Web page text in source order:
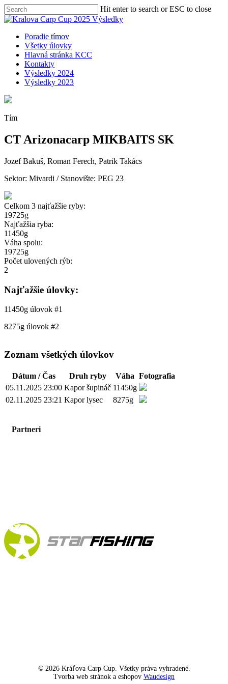
Skip
to
content
Hit enter to search or ESC to close
Close
Menu
Poradie tímov
Všetky úlovky
Hlavná stránka KCC
Kontakty
Výsledky 2024
Výsledky 2023
Tím
CT Arizonacarp MIKBAITS SK
Jozef Bakuš, Roman Ferech, Patrik Takács
Sektor: Mivardi / Stanovište: PEG 23
Celkom 3 najťažšie ryby:
19725g
Najťažšia ryba:
11450g
Váha spolu:
19725g
Počet ulovených rýb:
2
Najťažšie úlovky:
11450g úlovok #1
8275g úlovok #2
Zoznam všetkých úlovkov
Dátum / Čas Druh ryby Váha Fotografia
05.11.2025 23:00 Kapor šupináč 11450g
02.11.2025 23:21 Kapor lysec 8275g
Partneri
© 2026Kráľova Carp Cup. Všetky práva vyhradené.
Tvorba web stránok a eshopov Waudesign